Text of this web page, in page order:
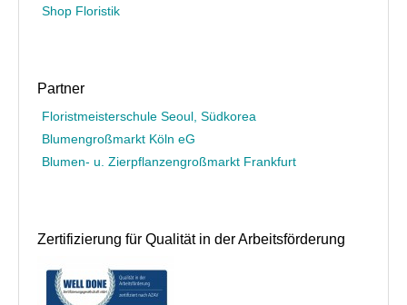
Shop Floristik
Partner
Floristmeisterschule Seoul, Südkorea
Blumengroßmarkt Köln eG
Blumen- u. Zierpflanzengroßmarkt Frankfurt
Zertifizierung für Qualität in der Arbeitsförderung